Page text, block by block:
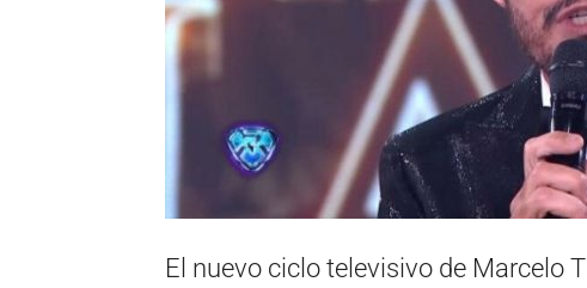
El nuevo ciclo televisivo de Marcelo